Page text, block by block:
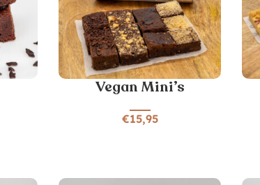
Vegan Mini’s
€15,95